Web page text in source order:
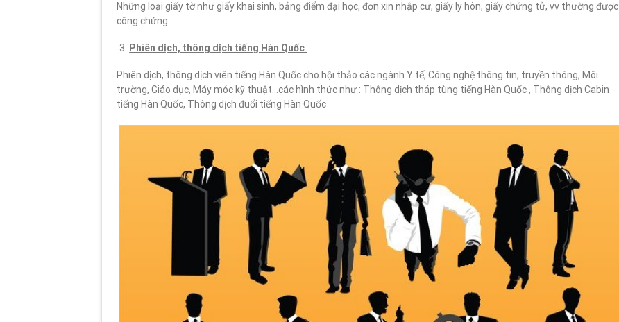
Những loại giấy tờ như giấy khai sinh, bảng điểm đại học, đơn xin nhập cư, giấy ly hôn, giấy chứng tử, vv thường được
công chứng.
Phiên dịch, thông dịch tiếng Hàn Quốc
Phiên dịch, thông dịch viên tiếng Hàn Quốc cho hội thảo các ngành Y tế, Công nghệ thông tin, truyền thông, Môi
trường, Giáo dục, Máy móc kỹ thuật…các hình thức như : Thông dịch tháp tùng tiếng Hàn Quốc, Thông dịch Cabin
tiếng Hàn Quốc, Thông dịch đuổi tiếng Hàn Quốc